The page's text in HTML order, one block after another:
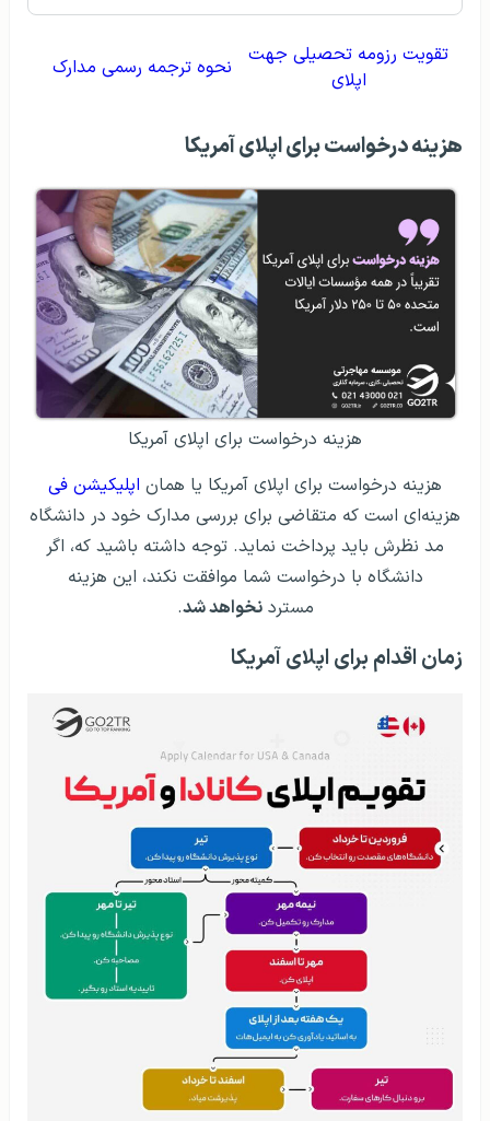
تقویت رزومه تحصیلی جهت
اپلای
نحوه ترجمه رسمی مدارک
هزینه درخواست برای اپلای آمریکا
هزینه درخواست برای اپلای آمریکا
هزینه درخواست برای اپلای آمریکا یا همان اپلیکیشن فی
هزینه‌ای است که متقاضی برای بررسی مدارک خود در دانشگاه
مد نظرش باید پرداخت نماید. توجه داشته باشید که، اگر
دانشگاه با درخواست شما موافقت نکند، این هزینه
مستردنخواهد شد.
زمان اقدام برای اپلای آمریکا